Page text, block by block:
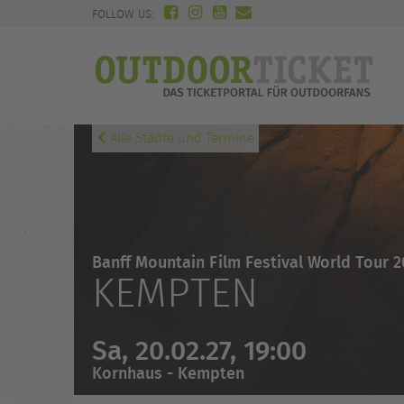
FOLLOW US:
Alle Städte und Termine
Banff Mountain Film Festival World Tour
KEMPTEN
Sa, 20.02.27, 19:00
Kornhaus - Kempten